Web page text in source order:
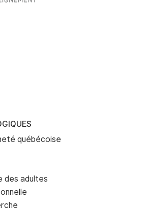
québécoise
des adultes